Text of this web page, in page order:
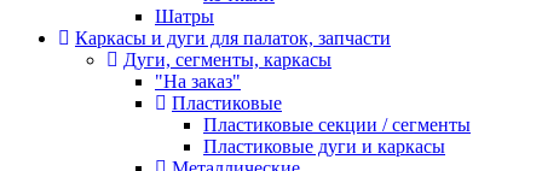
Шатры
Каркасы и дуги для палаток, запчасти
Дуги, сегменты, каркасы
"На заказ"
Пластиковые
Пластиковые секции / сегменты
Пластиковые дуги и каркасы